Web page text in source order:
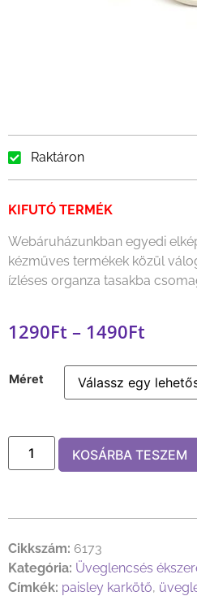
Raktáron
KIFUTÓ TERMÉK
Webáruházunkban egyedi
kézműves termékek közül
ízléses organza tasakba
1290Ft – 1490Ft
Méret
KOSÁRBA TESZEM
Cikkszám: 6173
Kategória: Üveglencsés
Címkék: paisley karkötő,